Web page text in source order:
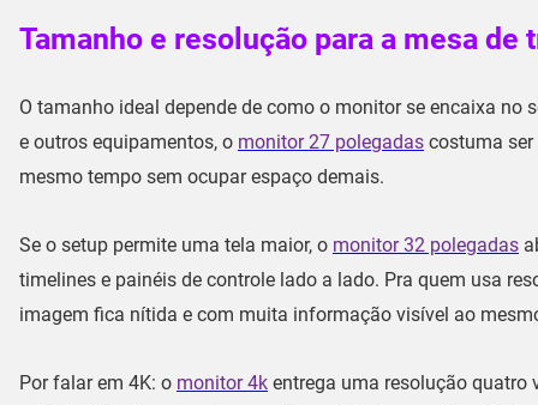
Tamanho e resolução para a mesa de
O tamanho ideal depende de como o monitor se encaixa no
e outros equipamentos, o monitor 27 polegadas costuma
mesmo tempo sem ocupar espaço demais.
Se o setup permite uma tela maior, o monitor 32 polegadas
timelines e painéis de controle lado a lado. Pra quem usa
imagem fica nítida e com muita informação visível ao
Por falar em 4K: o monitor 4k entrega uma resolução quatro